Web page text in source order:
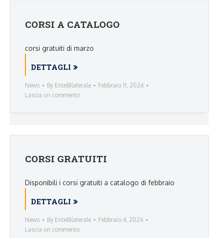
CORSI A CATALOGO
corsi gratuiti di marzo
DETTAGLI
News By EnteBilaterale
Febbraio 11, 2026
Lascia un commento
CORSI GRATUITI
Disponibili i corsi gratuiti a catalogo di febbraio
DETTAGLI
News By EnteBilaterale
Febbraio 4, 2026
Lascia un commento